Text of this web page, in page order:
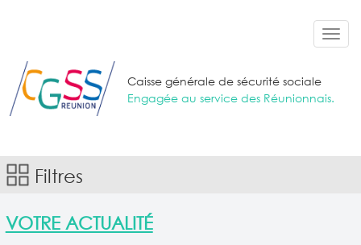
Caisse générale de sécurité sociale
Engagée au service des Réunionnais.
Filtres
VOTRE ACTUALITÉ